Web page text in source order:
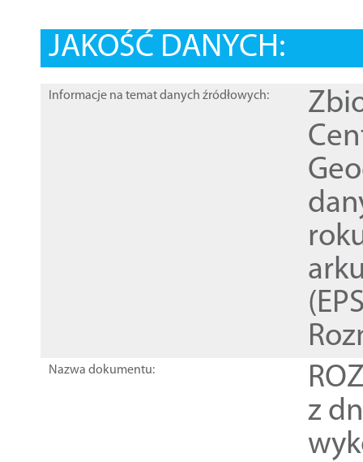
JAKOŚĆ DANYCH:
Informacje na temat danych źródłowych:
Nazwa dokumentu:
z